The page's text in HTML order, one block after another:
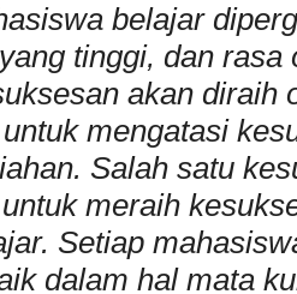
belajar
tinggi, dan rasa
akan diraih
mengatasi
Salah satu
meraih
Setiap
dalam hal mata